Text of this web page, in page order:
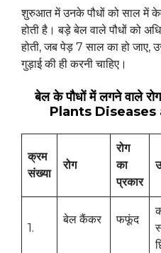
शुरुआत में उनके पौधों को साल में
होती है। बड़े बेल वाले पौधों को
होती, जब पेड़ 7 साल का हो
गुड़ाई की ही करनी चाहिए।
बेल के पौधों में लगने वाले
Plants
क्रम
संख्या
रोग
रोग
का
प्रकार
1.
बेल कैंकर फफूंद